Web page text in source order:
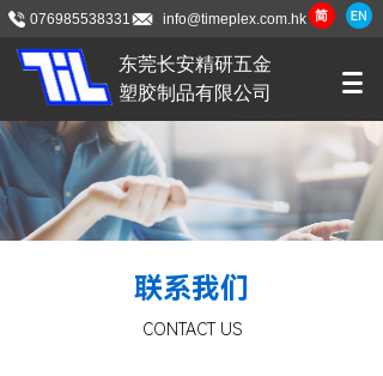
076985538331 info@timeplex.com.hk
东莞长安精研五金
塑胶制品有限公司
联系我们
CONTACT US